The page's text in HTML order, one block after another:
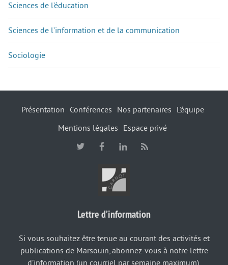
Sciences de l’éducation
Sciences de l’information et de la communication
Sociologie
Présentation Conférences Nos partenaires
L’équipe
Mentions légales
Espace privé
Lettre d’information
Si vous souhaitez être tenue au courant des activités et
publications de Marsouin, abonnez-vous à notre lettre
d’information (un courriel par semaine maximum).